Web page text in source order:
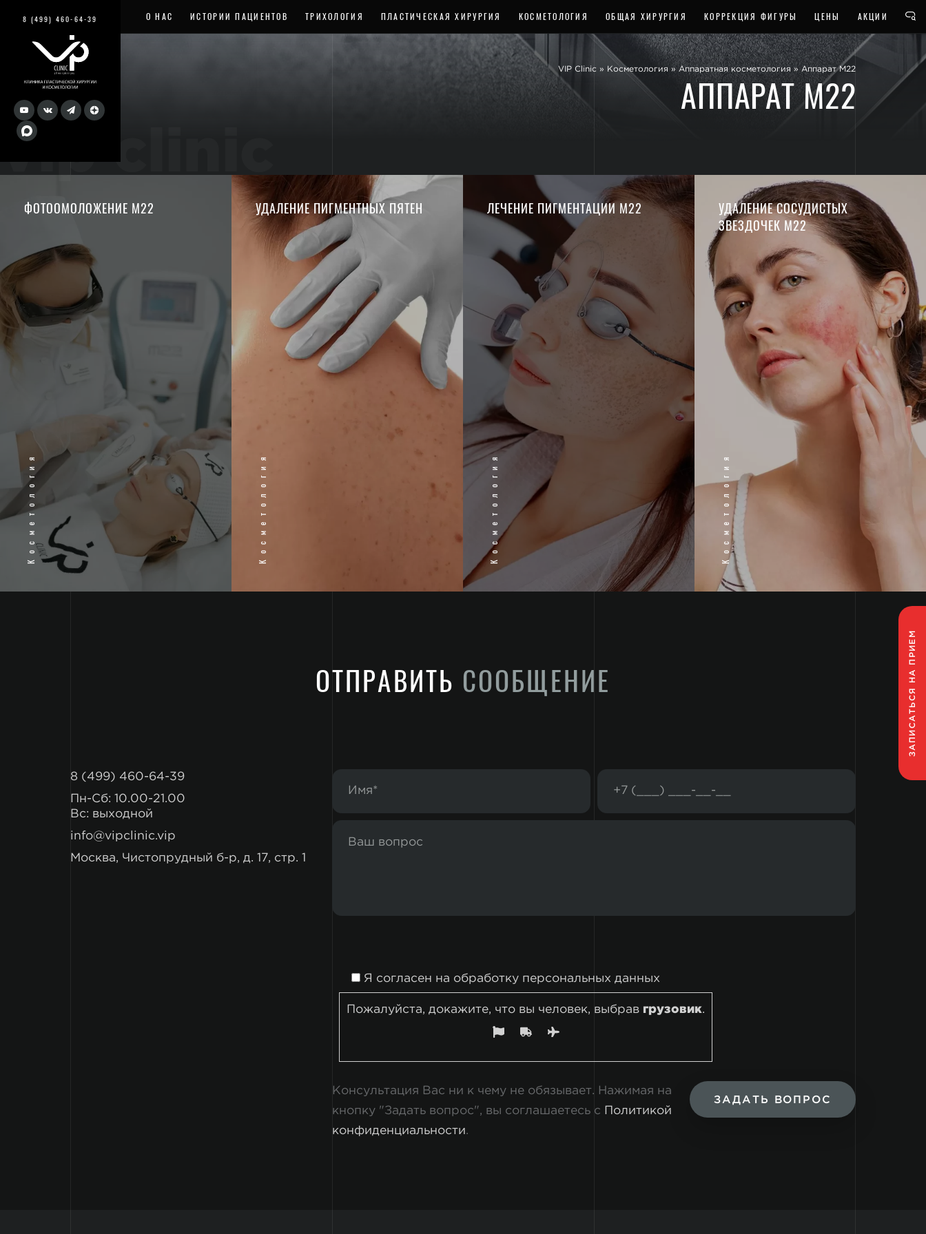
8 (499) 460-64-39
vip clinic
О НАС ИСТОРИИ ПАЦИЕНТОВ ТРИХОЛОГИЯ ПЛАСТИЧЕСКАЯ ХИРУРГИЯ КОСМЕТОЛОГИЯ ОБЩАЯ ХИРУРГИЯ КОРРЕКЦИЯ ФИГУРЫ ЦЕНЫ АКЦИИ
ЗАПИСАТЬСЯ
НА ПРИЕМ
VIP Clinic » Косметология » Аппаратная косметология » Аппарат М22
АППАРАТ М22
ФОТООМОЛОЖЕНИЕ М22
Косметология
УДАЛЕНИЕ ПИГМЕНТНЫХ ПЯТЕН
Косметология
ЛЕЧЕНИЕ ПИГМЕНТАЦИИ М22
Косметология
УДАЛЕНИЕ СОСУДИСТЫХ
ЗВЕЗДОЧЕК М22
Косметология
ОТПРАВИТЬ СООБЩЕНИЕ
8 (499) 460-64-39
Пн-Сб: 10.00-21.00
Вс: выходной
info@vipclinic.vip
Москва, Чистопрудный б-р, д. 17, стр. 1
Я согласен на обработку персональных данных
Пожалуйста, докажите, что вы человек, выбрав грузовик.
Консультация Вас ни к чему не обязывает. Нажимая на
кнопку "Задать вопрос", вы соглашаетесь с
Политикой
конфиденциальности.
ЗАДАТЬ ВОПРОС